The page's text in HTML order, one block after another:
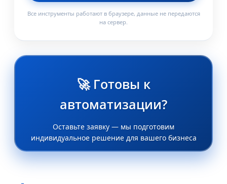
Все инструменты работают в браузере, данные не передаются
на сервер.
🚀 Готовы к
автоматизации?
Оставьте заявку — мы подготовим
индивидуальное решение для вашего бизнеса